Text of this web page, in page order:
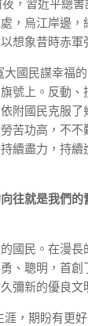
，習近平總
，烏江岸邊，
想象昔時赤軍
大國民謀幸福
號上。反動
附國民克服
苦功高，不
續盡力，持續
往就是我們
國民。在漫
、聰明，首
彌新的優良文
涯，期盼有更